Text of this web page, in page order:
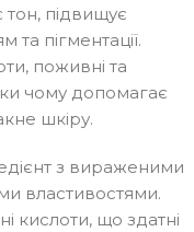
тон, підвищує
пігментації.
поживні та
чому допомагає
шкіру.
з вираженими
властивостями.
кислоти, що здатні